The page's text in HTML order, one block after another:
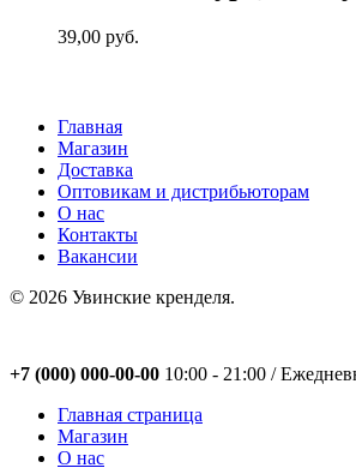
39,00 руб.
Главная
Магазин
Доставка
Оптовикам и дистрибьюторам
О нас
Контакты
Вакансии
© 2026 Увинские кренделя.
Close
+7 (000) 000-00-00 10:00 - 21:00 /
Главная страница
Магазин
О нас